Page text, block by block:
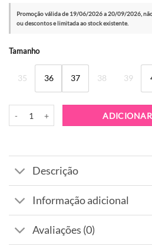
Promoção válida de 19/06/2026 a 20/09/2026,
ou descontos e limitada ao stock existente.
Tamanho
35 36 37 38 39
Alternative:
Descrição
Informação adicional
Avaliações (0)